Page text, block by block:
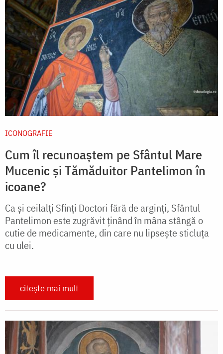
ICONOGRAFIE
Cum îl recunoaștem pe Sfântul Mare
Mucenic și Tămăduitor Pantelimon în
icoane?
Ca și ceilalți Sfinți Doctori fără de arginți, Sfântul
Pantelimon este zugrăvit ținând în mâna stângă o
cutie de medicamente, din care nu lipsește sticluța
cu ulei.
citește mai mult